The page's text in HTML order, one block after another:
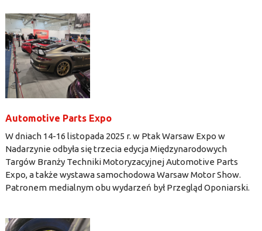
Automotive Parts Expo
W dniach 14-16 listopada 2025 r. w Ptak Warsaw Expo w
Nadarzynie odbyła się trzecia edycja Międzynarodowych
Targów Branży Techniki Motoryzacyjnej Automotive Parts
Expo, a także wystawa samochodowa Warsaw Motor Show.
Patronem medialnym obu wydarzeń był Przegląd Oponiarski.